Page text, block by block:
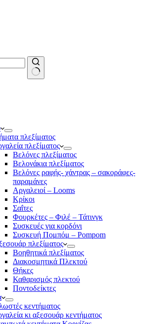
πλεξίματος
πλεξίματος
Βελόνες πλεξίματος
Βελονάκια πλεξίματος
Βελόνες ραφής- χάντρας – σακοράφες-
παραμάνες
Αργαλειοί – Looms
Κρίκοι
Σαΐτες
Φουρκέτες – Φιλέ – Τάτινγκ
Συσκευές για κορδόνι
Συσκευή Πομπόμ – Pompom
πλεξίματος
Βοηθητικά πλεξίματος
Διακοσμητικά Πλεκτού
Θήκες
Καθαρισμός πλεκτού
Ποντοδείκτες
κεντήματος
κι αξεσουάρ κεντήματος